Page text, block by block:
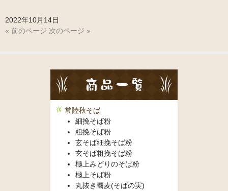
2022年10月14日
« 前のページ 次のページ »
常陸秋そば
細挽そば粉
粗挽そば粉
玄そば細挽そば粉
玄そば粗挽そば粉
極上みどりのそば粉
極上そば粉
丸抜き蕎麦(そばの実)